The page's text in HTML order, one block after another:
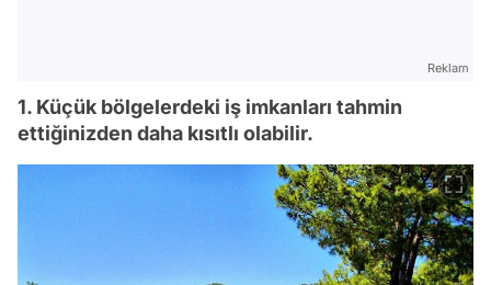
Reklam
1. Küçük bölgelerdeki iş imkanları tahmin
ettiğinizden daha kısıtlı olabilir.